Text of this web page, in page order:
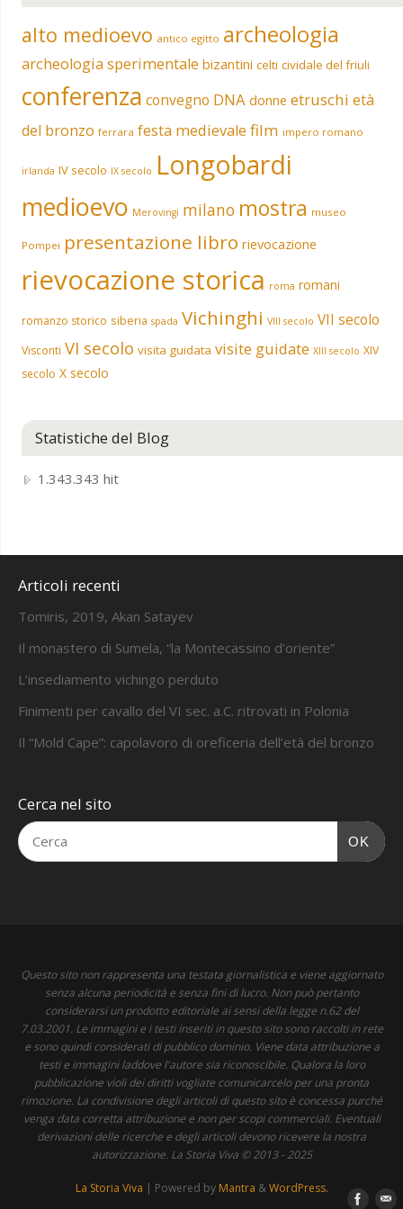
alto medioevo antico egitto archeologia
archeologia sperimentale bizantini celti cividale del friuli
conferenza convegno DNA donne etruschi età
del bronzo ferrara festa medievale film impero romano
irlanda IV secolo IX secolo Longobardi
medioevo Merovingi milano mostra museo
Pompei presentazione libro rievocazione
rievocazione storica roma romani
romanzo storico siberia spada Vichinghi VIII secolo VII secolo
Visconti VI secolo visita guidata visite guidate XIII secolo XIV
secolo X secolo
Statistiche del Blog
1.343.343 hit
Articoli recenti
Tomiris, 2019, Akan Satayev
Il monastero di Sumela, “la Montecassino d’oriente”
L’insediamento vichingo perduto
Finimenti per cavallo del VI sec. a.C. ritrovati in Polonia
Il “Mold Cape”: capolavoro di oreficeria dell’età del bronzo
Cerca nel sito
OK
Questo sito non rappresenta una testata giornalistica e viene aggiornato
senza alcuna periodicità e senza fini di lucro. Non può pertanto
considerarsi un prodotto editoriale ai sensi della legge n.62 del
7.03.2001. Le immagini e i testi inseriti in questo sito sono raccolti in rete
e sono quindi considerati di pubblico dominio. Viene data attribuzione a
testi e immagini laddove l'autore sia riconoscibile. Qualora la loro
pubblicazione violi dei diritti vogliate comunicarcelo per una pronta
rimozione. La condivisione degli articoli di questo sito è concessa purché
venga data corretta attribuzione e non per scopi commerciali. Eventuali
derivazioni delle ricerche e degli articoli devono ricevere la nostra
autorizzazione. La Storia Viva © 2013 - 2025
La Storia Viva | Powered by Mantra &WordPress.